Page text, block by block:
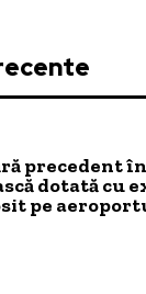
precedent în
dotată cu
pe